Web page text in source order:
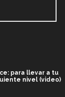
para llevar a tu
nivel (video)